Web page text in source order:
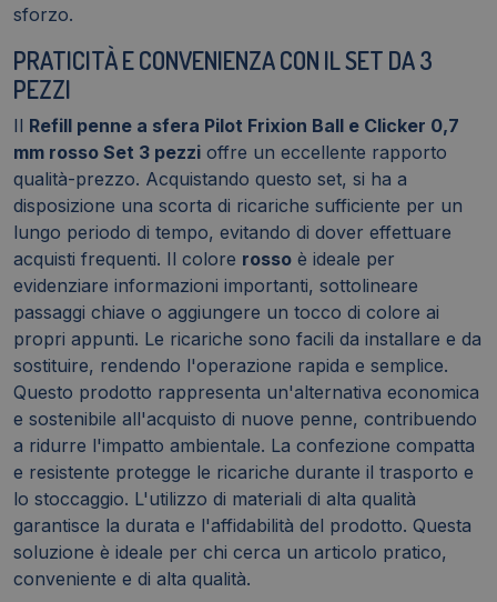
sforzo.
PRATICITÀ E CONVENIENZA CON IL SET DA 3
PEZZI
Il Refill penne a sfera Pilot Frixion Ball e Clicker 0,7
mm rosso Set 3 pezzi offre un eccellente rapporto
qualità-prezzo. Acquistando questo set, si ha a
disposizione una scorta di ricariche sufficiente per un
lungo periodo di tempo, evitando di dover effettuare
acquisti frequenti. Il colore rosso è ideale per
evidenziare informazioni importanti, sottolineare
passaggi chiave o aggiungere un tocco di colore ai
propri appunti. Le ricariche sono facili da installare e da
sostituire, rendendo l'operazione rapida e semplice.
Questo prodotto rappresenta un'alternativa economica
e sostenibile all'acquisto di nuove penne, contribuendo
a ridurre l'impatto ambientale. La confezione compatta
e resistente protegge le ricariche durante il trasporto e
lo stoccaggio. L'utilizzo di materiali di alta qualità
garantisce la durata e l'affidabilità del prodotto. Questa
soluzione è ideale per chi cerca un articolo pratico,
conveniente e di alta qualità.